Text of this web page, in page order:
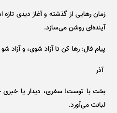
زمان رهایی از گذشته و آغاز دیدی
آینده‌ای روشن می‌سازد.
پیام فال: رها کن تا آزاد شوی، و آزاد
آذر
بخت با توست! سفری، دیدار یا خبری
لبانت می‌آورد.